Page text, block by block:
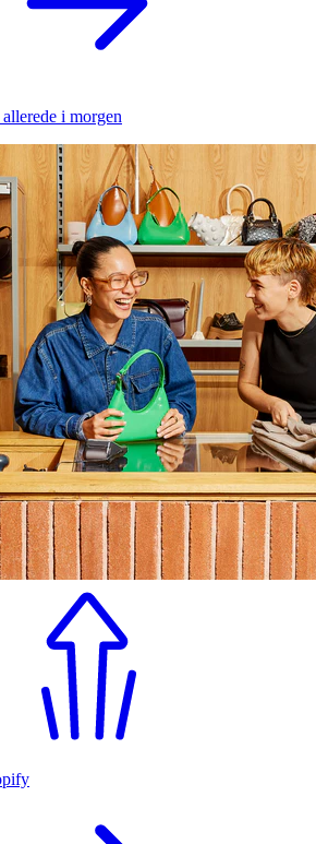
allerede i morgen